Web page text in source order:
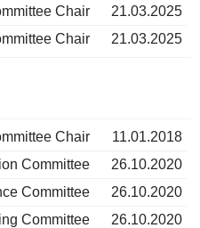
Chair
21.03.2025
Chair
21.03.2025
Chair
11.01.2018
Committee
26.10.2020
Committee
26.10.2020
Committee
26.10.2020